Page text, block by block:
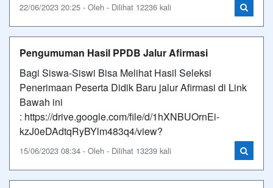
22/06/2023 20:25 - Oleh - Dilihat 12236 kali
Pengumuman Hasil PPDB Jalur Afirmasi
Bagi Siswa-Siswi Bisa Melihat Hasil Seleksi
Penerimaan Peserta Didik Baru jalur Afirmasi di Link
Bawah ini
: https://drive.google.com/file/d/1hXNBUOrnEi-
kzJ0eDAdtqRyBYlm483q4/view?
15/06/2023 08:34 - Oleh - Dilihat 13239 kali